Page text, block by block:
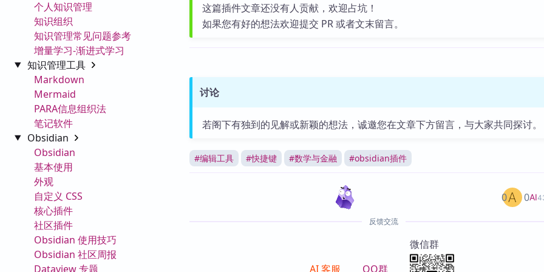
个人知识管理
知识组织
知识管理常见问题参考
增量学习-渐进式学习
知识管理工具
Markdown
Mermaid
PARA信息组织法
笔记软件
Obsidian
Obsidian
基本使用
外观
自定义 CSS
核心插件
社区插件
Obsidian 使用技巧
Obsidian 社区周报
Dataview 专题
这篇插件文章还没有人贡献，欢迎占坑！
如果您有好的想法欢迎提交 PR 或者文末留言。
讨论
若阁下有独到的见解或新颖的想法，诚邀您在文章下方留言，与大家共同探讨。
#编辑工具 #快捷键 #数学与金融 #obsidian插件
AI
0 0
反馈交流
AI 客服 QQ群
微信群